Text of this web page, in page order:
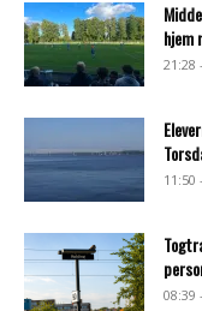
hjem
21:28
11:50
08:39